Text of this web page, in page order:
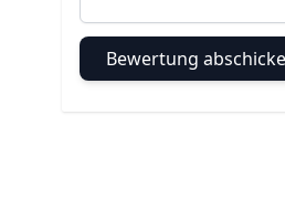
Bewertung